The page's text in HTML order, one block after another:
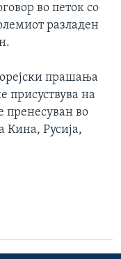
во петок со
разладен
прашања
присуствува на
пренесуван во
Кина, Русија,